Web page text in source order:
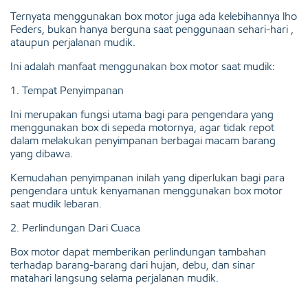
Ternyata menggunakan box motor juga ada kelebihannya lho
Feders, bukan hanya berguna saat penggunaan sehari-hari ,
ataupun perjalanan mudik.
Ini adalah manfaat menggunakan box motor saat mudik:
1. Tempat Penyimpanan
Ini merupakan fungsi utama bagi para pengendara yang
menggunakan box di sepeda motornya, agar tidak repot
dalam melakukan penyimpanan berbagai macam barang
yang dibawa.
Kemudahan penyimpanan inilah yang diperlukan bagi para
pengendara untuk kenyamanan menggunakan box motor
saat mudik lebaran.
2. Perlindungan Dari Cuaca
Box motor dapat memberikan perlindungan tambahan
terhadap barang-barang dari hujan, debu, dan sinar
matahari langsung selama perjalanan mudik.